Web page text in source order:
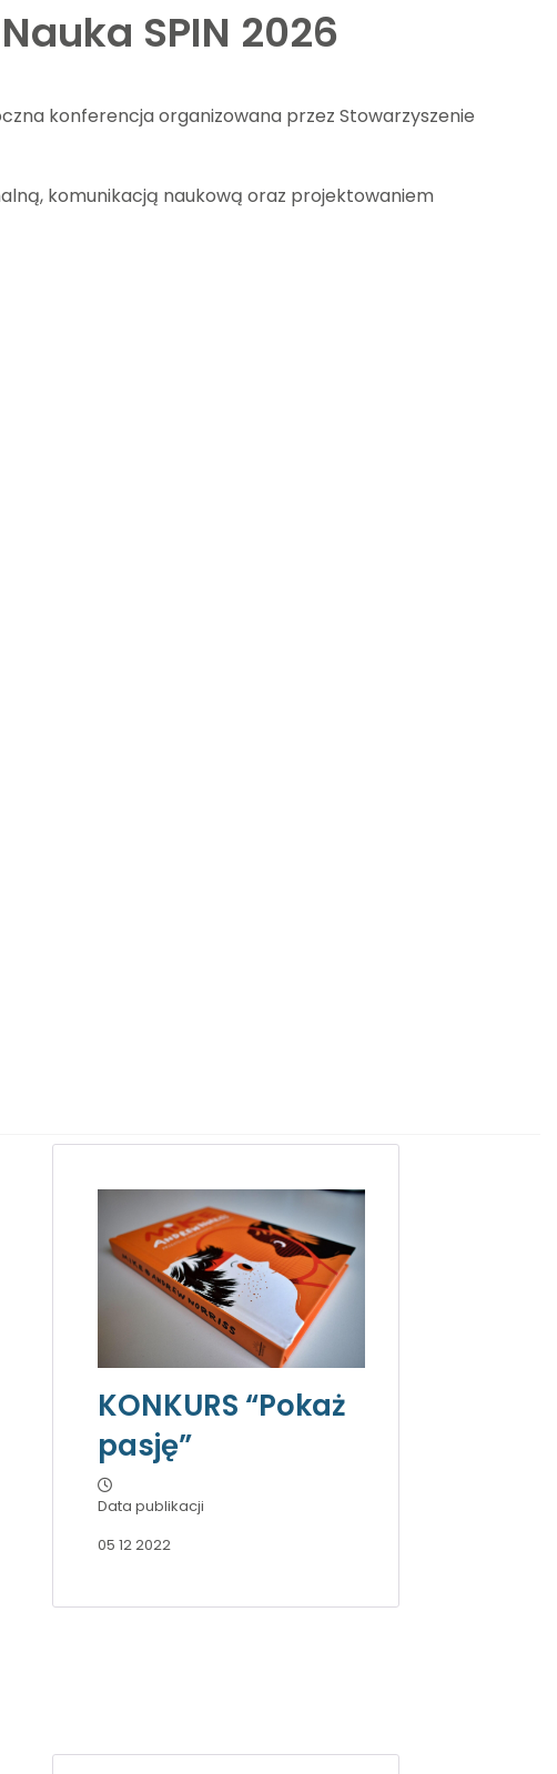
SPIN 2026
konferencja organizowana przez Stowarzyszenie
komunikacją naukową oraz projektowaniem
KONKURS “Pokaż
pasję”
Data publikacji
05 12 2022